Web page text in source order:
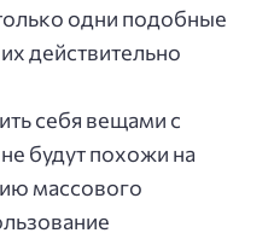
одни подобные
действительно
себя вещами с
будут похожи на
массового